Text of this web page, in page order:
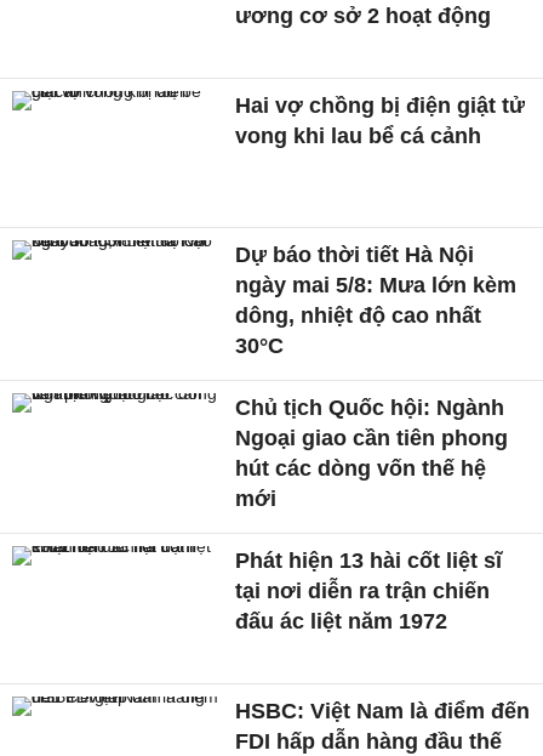
ương cơ sở 2 hoạt động
Hai vợ chồng bị điện giật tử
vong khi lau bể cá cảnh
Dự báo thời tiết Hà Nội
ngày mai 5/8: Mưa lớn kèm
dông, nhiệt độ cao nhất
30°C
Chủ tịch Quốc hội: Ngành
Ngoại giao cần tiên phong
hút các dòng vốn thế hệ
mới
Phát hiện 13 hài cốt liệt sĩ
tại nơi diễn ra trận chiến
đấu ác liệt năm 1972
HSBC: Việt Nam là điểm đến
FDI hấp dẫn hàng đầu thế